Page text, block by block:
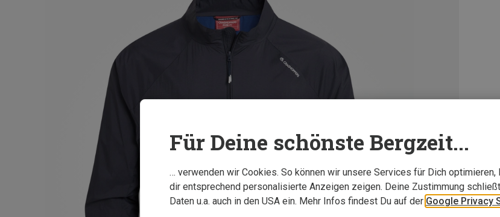
Für Deine schönste Bergzeit...
… verwenden wir Cookies. So können wir unsere Services für Dich optimieren,
dir entsprechend personalisierte Anzeigen zeigen. Deine Zustimmung
Daten u.a. auch in den USA ein. Mehr Infos findest Du auf der Google Privacy